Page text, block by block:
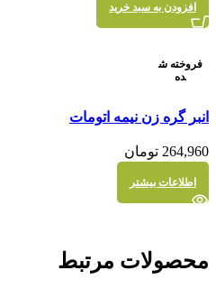
افزودن به سبد خرید
فروخته ش
ده
نمایش سریع
انبر گره زن نیمه اتومات
264,960 تومان
اطلاعات بیشتر
محصولات مرتبط